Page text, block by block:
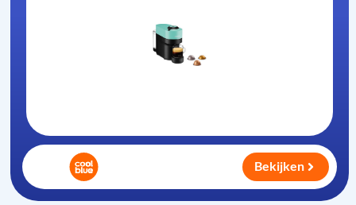
Bekijken